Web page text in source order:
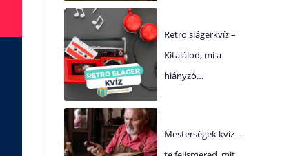
Retro slágerkvíz –
Kitalálod, mi a
hiányzó…
Mesterségek kvíz –